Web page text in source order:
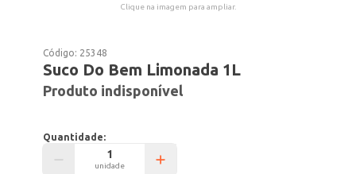
Clique na imagem para ampliar.
Código: 25348
Suco Do Bem Limonada 1L
Produto indisponível
Quantidade:
unidade